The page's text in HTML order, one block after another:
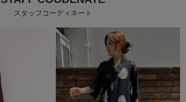
スタッフコーディネート